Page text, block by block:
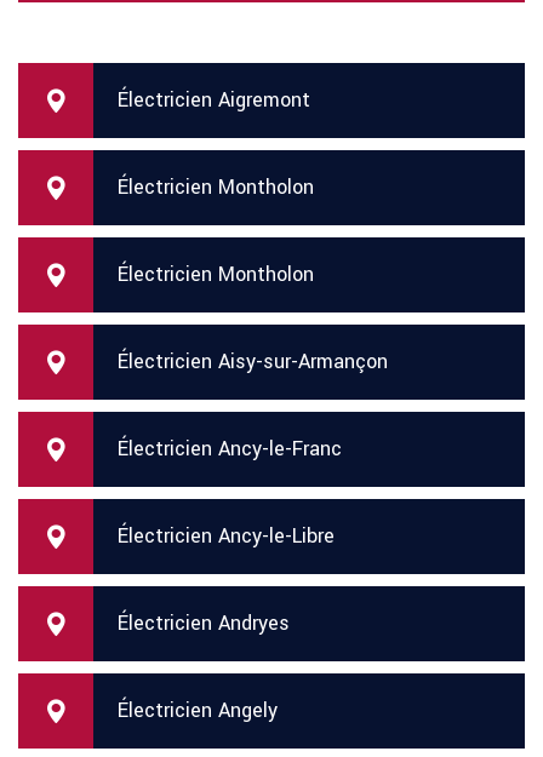
Électricien Aigremont
Électricien Montholon
Électricien Montholon
Électricien Aisy-sur-Armançon
Électricien Ancy-le-Franc
Électricien Ancy-le-Libre
Électricien Andryes
Électricien Angely